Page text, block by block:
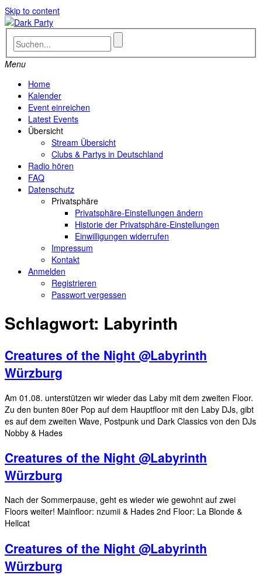
Skip to content
Menu
Home
Kalender
Event einreichen
Latest Events
Übersicht
Stream Übersicht
Clubs & Partys in Deutschland
Radio hören
FAQ
Datenschutz
Privatsphäre
Privatsphäre-Einstellungen ändern
Historie der Privatsphäre-Einstellungen
Einwilligungen widerrufen
Impressum
Kontakt
Anmelden
Registrieren
Passwort vergessen
Schlagwort: Labyrinth
Creatures of the Night @Labyrinth
Würzburg
Am 01.08. unterstützen wir wieder das Laby mit dem zweiten Floor.
Zu den bunten 80er Pop auf dem Hauptfloor mit den Laby DJs, gibt
es auf dem zweiten Wave, Postpunk und Dark Classics von den DJs
Nobby & Hades
Creatures of the Night @Labyrinth
Würzburg
Nach der Sommerpause, geht es wieder wie gewohnt auf zwei
Floors weiter! Mainfloor: nzumii & Hades 2nd Floor: La Blonde &
Hellcat
Creatures of the Night @Labyrinth
Würzburg